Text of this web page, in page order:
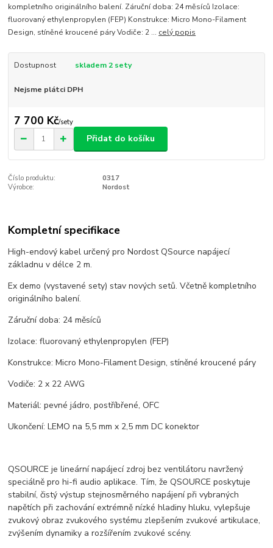
kompletního originálního balení. Záruční doba: 24 měsíců Izolace:
fluorovaný ethylenpropylen (FEP) Konstrukce: Micro Mono-Filament
Design, stíněné kroucené páry Vodiče: 2 ... celý popis
Dostupnost skladem 2 sety
Nejsme plátci DPH
7 700 Kč/sety
Přidat do košíku
Číslo produktu:
0317
Výrobce:
Nordost
Kompletní specifikace
High-endový kabel určený pro Nordost QSource napájecí
základnu v délce 2 m.
Ex demo (vystavené sety) stav nových setů. Včetně kompletního
originálního balení.
Záruční doba: 24 měsíců
Izolace: fluorovaný ethylenpropylen (FEP)
Konstrukce: Micro Mono-Filament Design, stíněné kroucené páry
Vodiče: 2 x 22 AWG
Materiál: pevné jádro, postříbřené, OFC
Ukončení: LEMO na 5,5 mm x 2,5 mm DC konektor
QSOURCE je lineární napájecí zdroj bez ventilátoru navržený
speciálně pro hi-fi audio aplikace. Tím, že QSOURCE poskytuje
stabilní, čistý výstup stejnosměrného napájení při vybraných
napětích při zachování extrémně nízké hladiny hluku, vylepšuje
zvukový obraz zvukového systému zlepšením zvukové artikulace,
zvýšením dynamiky a rozšířením zvukové scény.